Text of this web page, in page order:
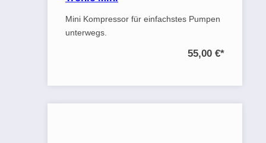
Mini Kompressor für einfachstes Pumpen
unterwegs.
55,00 €*